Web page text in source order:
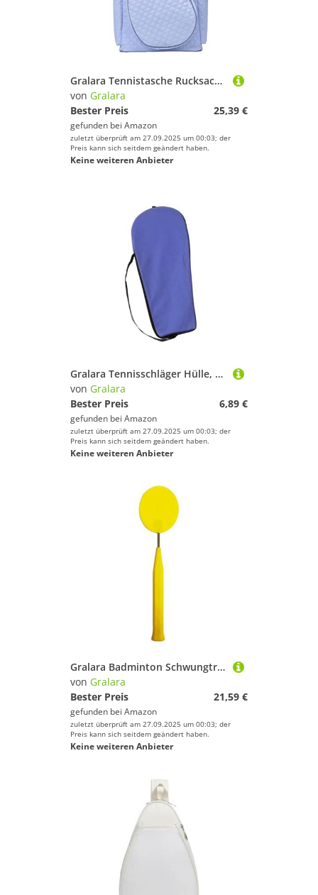
Gralara Tennistasche Rucksack Umhängetasche Paddeltasche Flexibel Tragbar Aus Widerstandsfähigem Nylongewebe für Den Sportplatz, Blau
von Gralara
Bester Preis
25,39 €
gefunden bei Amazon
zuletzt überprüft am 27.09.2025 um 00:03; der
Preis kann sich seitdem geändert haben.
Keine weiteren Anbieter
Gralara Tennisschläger Hülle, Tragbarer Schlägerschutz für Männer Und Frauen
von Gralara
Bester Preis
6,89 €
gefunden bei Amazon
zuletzt überprüft am 27.09.2025 um 00:03; der
Preis kann sich seitdem geändert haben.
Keine weiteren Anbieter
Gralara Badminton Schwungtrainer Widerstandstrainer Solotrainer Und Übungshilfe Zur Schulung Der Grifftechnik Und Schlagkraft Aus Langlebigem Metall für Spie, 34.4 cm X 8.6 cm X
von Gralara
Bester Preis
21,59 €
gefunden bei Amazon
zuletzt überprüft am 27.09.2025 um 00:03; der
Preis kann sich seitdem geändert haben.
Keine weiteren Anbieter